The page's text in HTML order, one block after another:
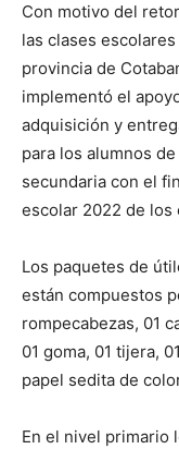
Con motivo del
las clases
provincia de
implementó el
adquisición y
para los alumnos
secundaria con el
escolar 2022 de los
Los paquetes de
están compuestos
rompecabezas, 01
01 goma, 01 tijera,
papel sedita de
En el nivel primario